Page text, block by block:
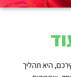
היא תהליך